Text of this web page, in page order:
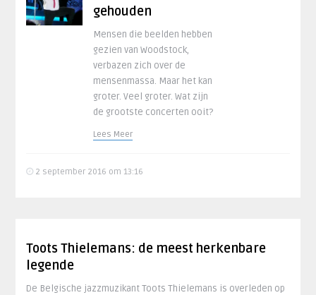
gehouden
Mensen die beelden hebben
gezien van Woodstock,
verbazen zich over de
mensenmassa. Maar het kan
groter. Veel groter. Wat zijn
de grootste concerten ooit?
Lees Meer
2 september 2016 om 13:16
Toots Thielemans: de meest herkenbare
legende
De Belgische jazzmuzikant Toots Thielemans is overleden op